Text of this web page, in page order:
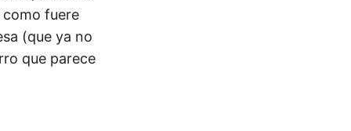
fuere
(que ya no
que parece